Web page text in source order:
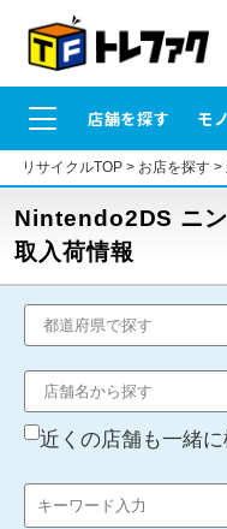
店舗を探す モ
リサイクルTOP> お店を探す>
Nintendo2DS ニ
取入荷情報
近くの店舗も一緒に